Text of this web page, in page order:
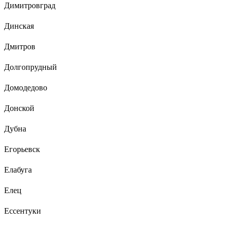
Димитровград
Динская
Дмитров
Долгопрудный
Домодедово
Донской
Дубна
Егорьевск
Елабуга
Елец
Ессентуки